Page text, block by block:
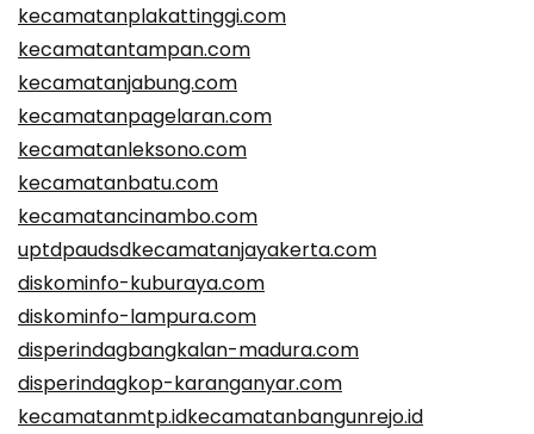
kecamatanplakattinggi.com
kecamatantampan.com
kecamatanjabung.com
kecamatanpagelaran.com
kecamatanleksono.com
kecamatanbatu.com
kecamatancinambo.com
uptdpaudsdkecamatanjayakerta.com
diskominfo-kuburaya.com
diskominfo-lampura.com
disperindagbangkalan-madura.com
disperindagkop-karanganyar.com
kecamatanmtp.idkecamatanbangunrejo.id